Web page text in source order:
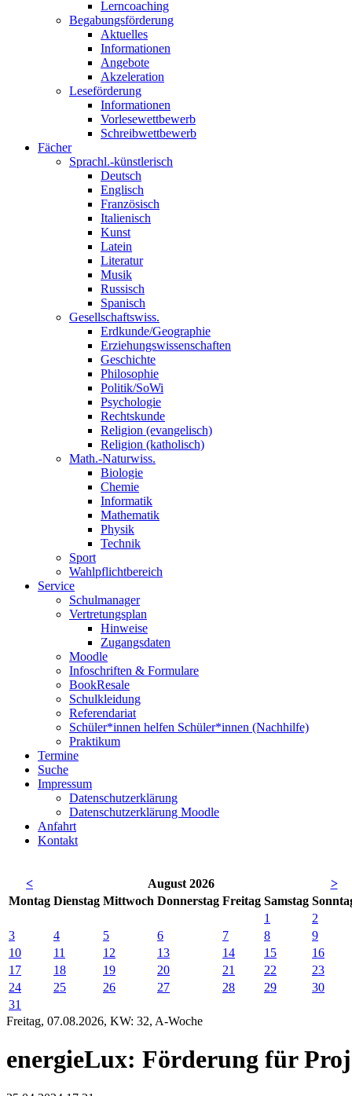
Lerncoaching
Begabungsförderung
Aktuelles
Informationen
Angebote
Akzeleration
Leseförderung
Informationen
Vorlesewettbewerb
Schreibwettbewerb
Fächer
Sprachl.-künstlerisch
Deutsch
Englisch
Französisch
Italienisch
Kunst
Latein
Literatur
Musik
Russisch
Spanisch
Gesellschaftswiss.
Erdkunde/Geographie
Erziehungswissenschaften
Geschichte
Philosophie
Politik/SoWi
Psychologie
Rechtskunde
Religion (evangelisch)
Religion (katholisch)
Math.-Naturwiss.
Biologie
Chemie
Informatik
Mathematik
Physik
Technik
Sport
Wahlpflichtbereich
Service
Schulmanager
Vertretungsplan
Hinweise
Zugangsdaten
Moodle
Infoschriften & Formulare
BookResale
Schulkleidung
Referendariat
Schüler*innen helfen Schüler*innen (Nachhilfe)
Praktikum
Termine
Suche
Impressum
Datenschutzerklärung
Datenschutzerklärung Moodle
Anfahrt
Kontakt
< August 2026
>
Montag Dienstag Mittwoch Donnerstag Freitag Samstag So
1
2
3
4 5 6 7 8
9
10
11 12 13 14 15
16
17
18 19 20 21 22
23
24
25 26 27 28 29
30
31
Freitag, 07.08.2026, KW: 32, A-Woche
energieLux: Förderung für